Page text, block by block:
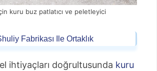
kuru buz patlatıcı ve peletleyici
Fabrikası Ile Ortaklık
ihtiyaçları doğrultusunda kuru